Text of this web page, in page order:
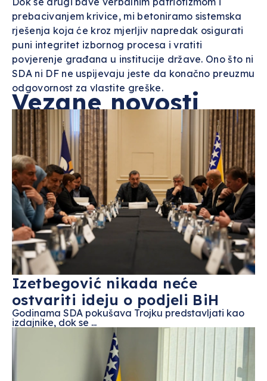
prebacivanjem krivice, mi betoniramo sistemska
rješenja koja će kroz mjerljiv napredak osigurati
puni integritet izbornog procesa i vratiti
povjerenje građana u institucije države. Ono što ni
SDA ni DF ne uspijevaju jeste da konačno preuzmu
odgovornost za vlastite greške.
Vezane novosti
Izetbegović nikada neće
ostvariti ideju o podjeli BiH
Godinama SDA pokušava Trojku predstavljati kao
izdajnike, dok se ...